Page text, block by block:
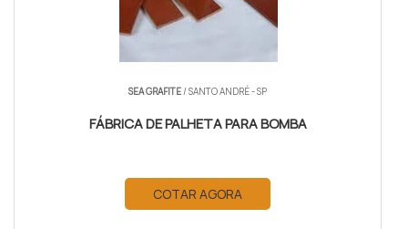
SEA GRAFITE/ SANTO ANDRÉ - SP
FÁBRICA DE PALHETA PARA BOMBA
COTAR AGORA